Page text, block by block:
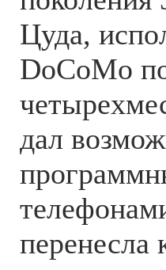
Цуда,
DoCoMo
дал
перенесла